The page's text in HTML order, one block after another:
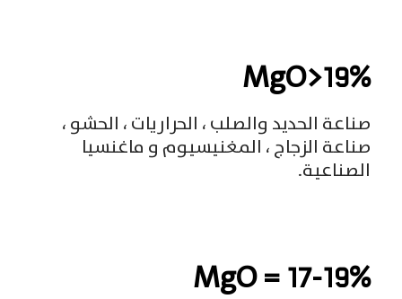
MgO>19%
صناعة الحديد والصلب ، الحراريات ، الحشو ،
صناعة الزجاج ، المغنيسيوم و ماغنسيا
الصناعية.
MgO = 17-19%